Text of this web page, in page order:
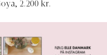
2.200 kr.